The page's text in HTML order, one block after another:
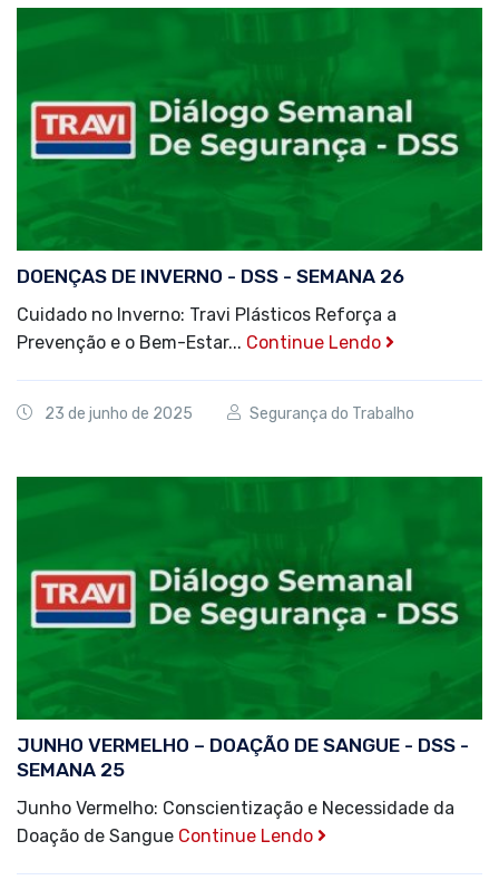
DOENÇAS DE INVERNO - DSS - SEMANA 26
Cuidado no Inverno: Travi Plásticos Reforça a
Prevenção e o Bem-Estar... Continue Lendo
23 de junho de 2025 Segurança do Trabalho
JUNHO VERMELHO – DOAÇÃO DE SANGUE - DSS -
SEMANA 25
Junho Vermelho: Conscientização e Necessidade da
Doação de Sangue Continue Lendo